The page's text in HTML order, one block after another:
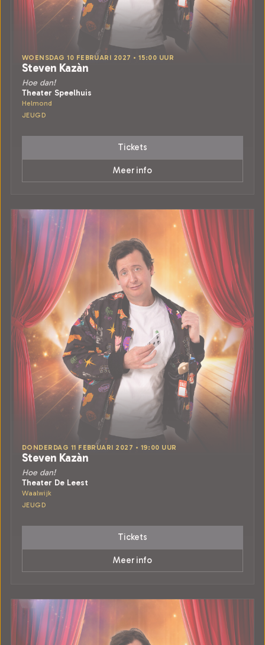
WOENSDAG 10 FEBRUARI 2027 • 15:00 UUR
Steven Kazàn
Hoe dan!
Theater Speelhuis
Helmond
JEUGD
Tickets
Meer info
DONDERDAG 11 FEBRUARI 2027 • 19:00 UUR
Steven Kazàn
Hoe dan!
Theater De Leest
Waalwijk
JEUGD
Tickets
Meer info